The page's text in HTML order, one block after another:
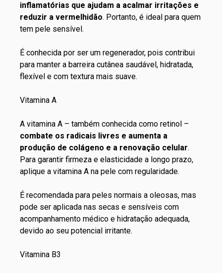
inflamatórias que ajudam a acalmar irritações e
reduzir a vermelhidão. Portanto, é ideal para quem
tem pele sensível.
É conhecida por ser um regenerador, pois contribui
para manter a barreira cutânea saudável, hidratada,
flexível e com textura mais suave.
Vitamina A
A vitamina A – também conhecida como retinol –
combate os radicais livres e aumenta a
produção de colágeno e a renovação celular.
Para garantir firmeza e elasticidade a longo prazo,
aplique a vitamina A na pele com regularidade.
É recomendada para peles normais a oleosas, mas
pode ser aplicada nas secas e sensíveis com
acompanhamento médico e hidratação adequada,
devido ao seu potencial irritante.
Vitamina B3